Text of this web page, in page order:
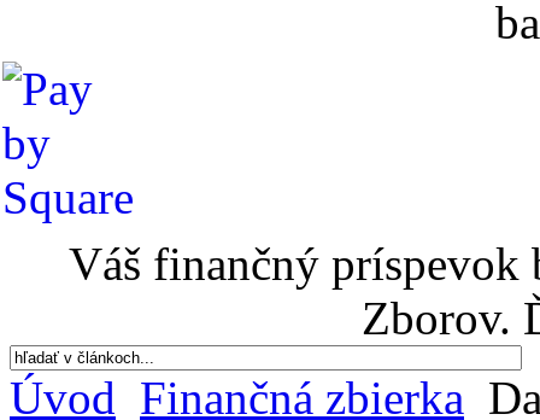
Váš finančný príspevok
Zborov.
Úvod Finančná zbierka